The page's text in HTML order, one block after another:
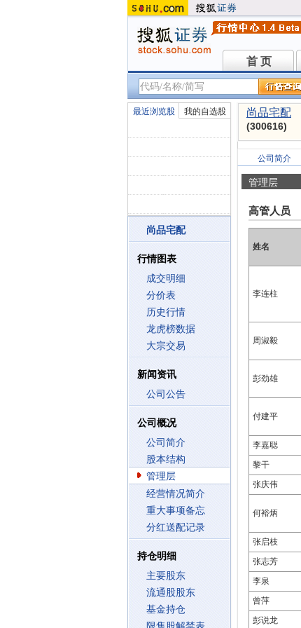
首 页
首 页
最近浏览股 我的自选股
尚品宅配
行情图表
成交明细
分价表
历史行情
龙虎榜数据
大宗交易
新闻资讯
公司公告
公司概况
公司简介
股本结构
管理层
经营情况简介
重大事项备忘
分红送配记录
持仓明细
主要股东
流通股股东
基金持仓
尚品宅配
(300616)
公司简介
管理层
高管人员
姓名
李连柱
周淑毅
彭劲雄
付建平
李嘉聪
黎干
张庆伟
何裕炳
张启枝
张志芳
李泉
曾萍
彭说龙